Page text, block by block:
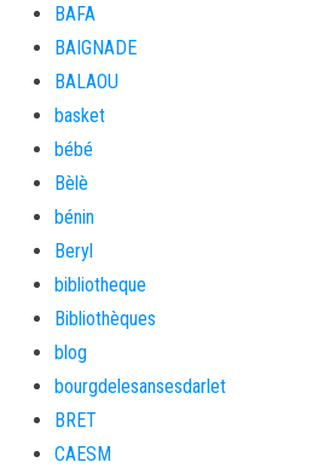
BAFA
BAIGNADE
BALAOU
basket
bébé
Bèlè
bénin
Beryl
bibliotheque
Bibliothèques
blog
bourgdelesansesdarlet
BRET
CAESM